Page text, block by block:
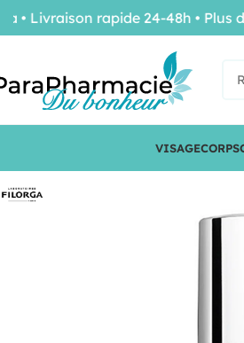
VISAGECORPS
rapide 24-48h • Plus de